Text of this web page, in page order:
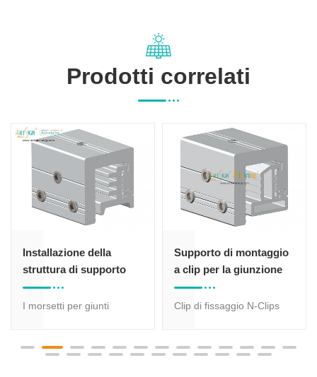
Prodotti correlati
Installazione della
struttura di supporto
del pannello solare sul
tetto
I morsetti per giunti
adattarsi praticamente a
Supporto di montaggio
a clip per la giunzione
del pannello solare sul
tetto
Clip di fissaggio N-Clips
di montaggio